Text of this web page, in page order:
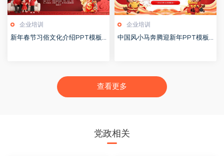
企业培训
新年春节习俗文化介绍PPT模板2
企业培训
中国风小马奔腾迎新年PPT模板2
查看更多
党政相关